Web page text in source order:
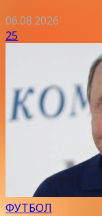
06.08.2026
25
ФУТБОЛ